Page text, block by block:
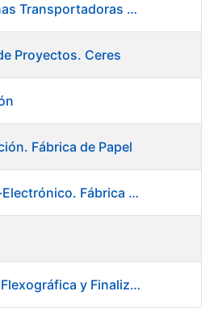
Conductor Máquinas Transportadoras Elevadoras. Fábrica Papel
Proyectos. Ceres
Fábrica de Papel
Oficial 1ª Eléctrico-Electrónico. Fábrica Papel
Oficial 2ª Máquina Flexográfica y Finalizado